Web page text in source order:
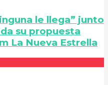
le llega” junto
su propuesta
La Nueva Estrella